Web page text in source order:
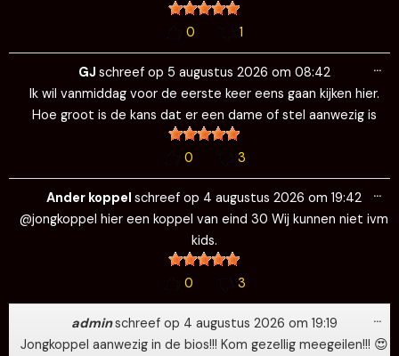
0 1
GJ schreef op 5 augustus 2026 om 08:42
Ik wil vanmiddag voor de eerste keer eens gaan kijken hier.
Hoe groot is de kans dat er een dame of stel aanwezig is
0 3
…
Ander koppel schreef op 4 augustus 2026 om 19:42
@jongkoppel hier een koppel van eind 30 Wij kunnen niet ivm
kids.
0 3
…
adminschreef op 4 augustus 2026 om 19:19
Jongkoppel aanwezig in de bios!!! Kom gezellig meegeilen!!! 😍
…